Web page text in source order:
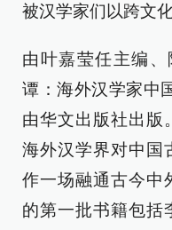
被汉学家们以跨文
由叶嘉莹任主编
谭：海外汉学家中
由华文出版社出版
海外汉学界对中国
作一场融通古今中
的第一批书籍包括